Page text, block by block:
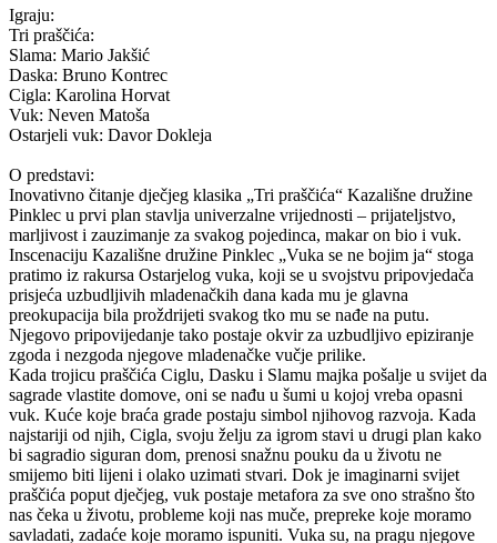
Igraju:
Tri praščića:
Slama: Mario Jakšić
Daska: Bruno Kontrec
Cigla: Karolina Horvat
Vuk: Neven Matoša
Ostarjeli vuk: Davor Dokleja
O predstavi:
Inovativno čitanje dječjeg klasika „Tri praščića“ Kazališne družine
Pinklec u prvi plan stavlja univerzalne vrijednosti – prijateljstvo,
marljivost i zauzimanje za svakog pojedinca, makar on bio i vuk.
Inscenaciju Kazališne družine Pinklec „Vuka se ne bojim ja“ stoga
pratimo iz rakursa Ostarjelog vuka, koji se u svojstvu pripovjedača
prisjeća uzbudljivih mladenačkih dana kada mu je glavna
preokupacija bila proždrijeti svakog tko mu se nađe na putu.
Njegovo pripovijedanje tako postaje okvir za uzbudljivo epiziranje
zgoda i nezgoda njegove mladenačke vučje prilike.
Kada trojicu praščića Ciglu, Dasku i Slamu majka pošalje u svijet da
sagrade vlastite domove, oni se nađu u šumi u kojoj vreba opasni
vuk. Kuće koje braća grade postaju simbol njihovog razvoja. Kada
najstariji od njih, Cigla, svoju želju za igrom stavi u drugi plan kako
bi sagradio siguran dom, prenosi snažnu pouku da u životu ne
smijemo biti lijeni i olako uzimati stvari. Dok je imaginarni svijet
praščića poput dječjeg, vuk postaje metafora za sve ono strašno što
nas čeka u životu, probleme koji nas muče, prepreke koje moramo
savladati, zadaće koje moramo ispuniti. Vuka su, na pragu njegove